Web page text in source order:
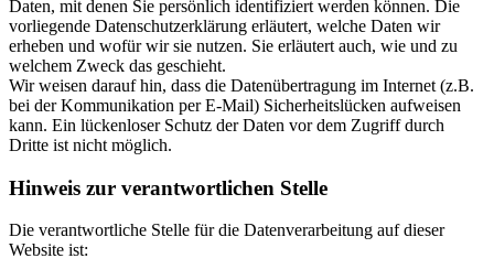
Daten, mit denen Sie persönlich identifiziert werden können. Die
vorliegende Datenschutzerklärung erläutert, welche Daten wir
erheben und wofür wir sie nutzen. Sie erläutert auch, wie und zu
welchem Zweck das geschieht.
Wir weisen darauf hin, dass die Datenübertragung im Internet (z.B.
bei der Kommunikation per E-Mail) Sicherheitslücken aufweisen
kann. Ein lückenloser Schutz der Daten vor dem Zugriff durch
Dritte ist nicht möglich.
Hinweis zur verantwortlichen Stelle
Die verantwortliche Stelle für die Datenverarbeitung auf dieser
Website ist: